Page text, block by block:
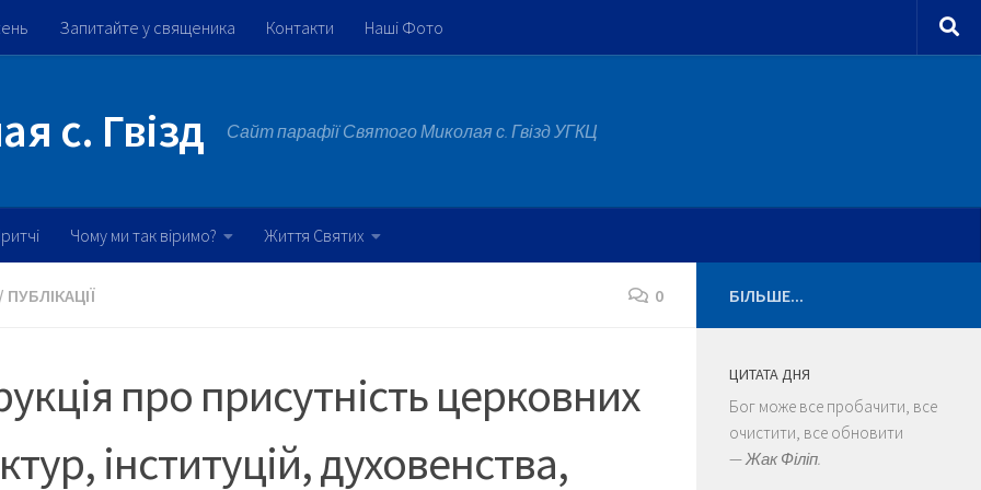
Запитайте у священика Контакти Наші Фото
с. Гвізд Сайт парафії Святого Миколая с. Гвізд УГКЦ
Чому ми так віримо? Життя Святих
/ ПУБЛІКАЦІЇ 0
про присутність церковних
інституцій, духовенства,
БІЛЬШЕ...
ЦИТАТА ДНЯ
Бог може все пробачити, все
очистити, все обновити
—Жак Філіп.